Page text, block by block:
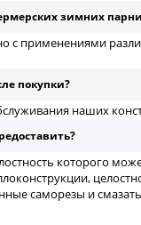
зимних
применениями
покупки?
наших
которого
саморезы и